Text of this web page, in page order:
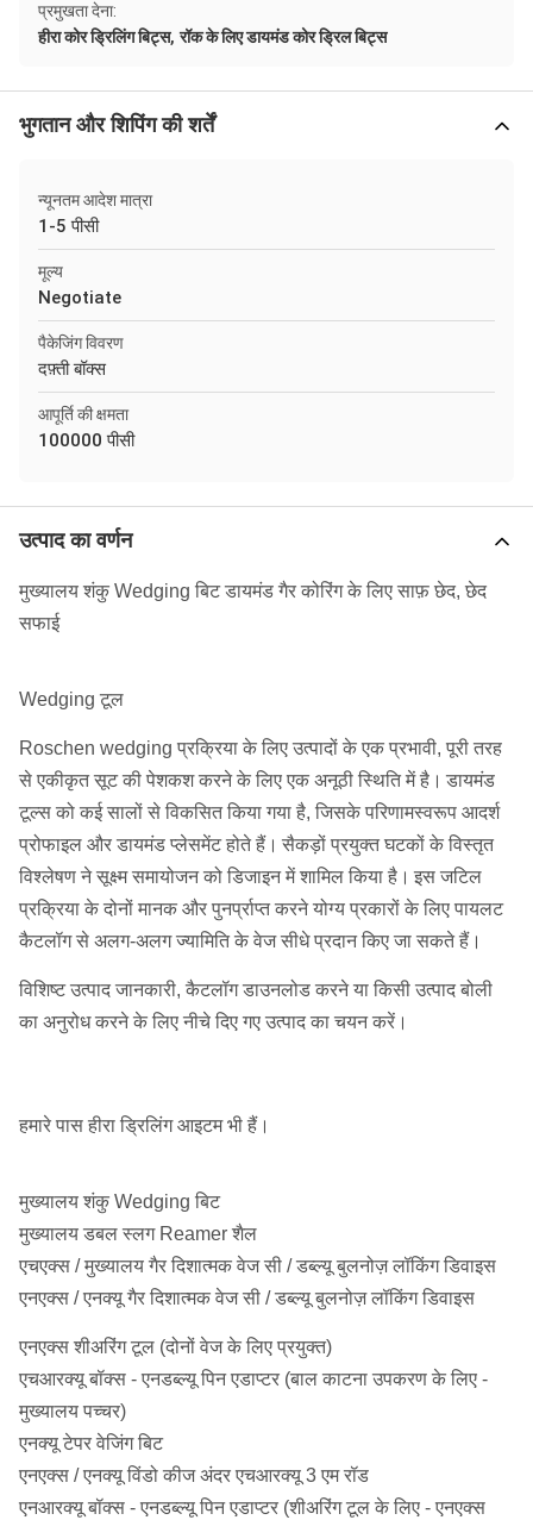
प्रमुखता देना:
हीरा कोर ड्रिलिंग बिट्स,रॉक के लिए डायमंड कोर ड्रिल बिट्स
भुगतान और शिपिंग की शर्तें
न्यूनतम आदेश मात्रा
1-5 पीसी
मूल्य
Negotiate
पैकेजिंग विवरण
दफ़्ती बॉक्स
आपूर्ति की क्षमता
100000 पीसी
उत्पाद का वर्णन
मुख्यालय शंकु Wedging बिट डायमंड गैर कोरिंग के लिए साफ़ छेद, छेद
सफाई
Wedging टूल
Roschen wedging प्रक्रिया के लिए उत्पादों के एक प्रभावी, पूरी तरह
से एकीकृत सूट की पेशकश करने के लिए एक अनूठी स्थिति में है। डायमंड
टूल्स को कई सालों से विकसित किया गया है, जिसके परिणामस्वरूप आदर्श
प्रोफाइल और डायमंड प्लेसमेंट होते हैं। सैकड़ों प्रयुक्त घटकों के विस्तृत
विश्लेषण ने सूक्ष्म समायोजन को डिजाइन में शामिल किया है। इस जटिल
प्रक्रिया के दोनों मानक और पुनर्प्राप्त करने योग्य प्रकारों के लिए पायलट
कैटलॉग से अलग-अलग ज्यामिति के वेज सीधे प्रदान किए जा सकते हैं।
विशिष्ट उत्पाद जानकारी, कैटलॉग डाउनलोड करने या किसी उत्पाद बोली
का अनुरोध करने के लिए नीचे दिए गए उत्पाद का चयन करें।
हमारे पास हीरा ड्रिलिंग आइटम भी हैं।
मुख्यालय शंकु Wedging बिट
मुख्यालय डबल स्लग Reamer शैल
एचएक्स / मुख्यालय गैर दिशात्मक वेज सी / डब्ल्यू बुलनोज़ लॉकिंग डिवाइस
एनएक्स / एनक्यू गैर दिशात्मक वेज सी / डब्ल्यू बुलनोज़ लॉकिंग डिवाइस
एनएक्स शीअरिंग टूल (दोनों वेज के लिए प्रयुक्त)
एचआरक्यू बॉक्स - एनडब्ल्यू पिन एडाप्टर (बाल काटना उपकरण के लिए -
मुख्यालय पच्चर)
एनक्यू टेपर वेजिंग बिट
एनएक्स / एनक्यू विंडो कीज अंदर एचआरक्यू 3 एम रॉड
एनआरक्यू बॉक्स - एनडब्ल्यू पिन एडाप्टर (शीअरिंग टूल के लिए - एनएक्स